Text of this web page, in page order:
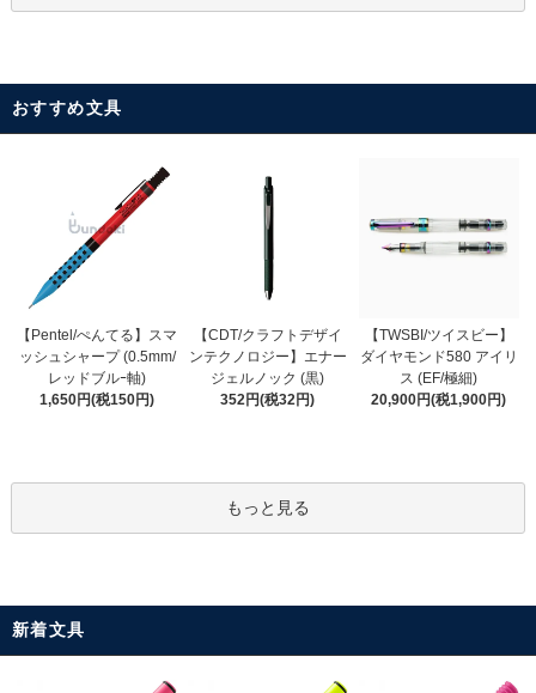
おすすめ文具
【Pentel/ぺんてる】スマ
ッシュシャープ (0.5mm/
レッドブルｰ軸)
1,650円(税150円)
【CDT/クラフトデザイ
ンテクノロジー】エナー
ジェルノック (黒)
352円(税32円)
【TWSBI/ツイスビー】
ダイヤモンド580 アイリ
ス (EF/極細)
20,900円(税1,900円)
もっと見る
新着文具